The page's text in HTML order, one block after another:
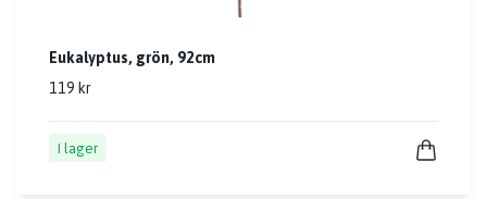
Eukalyptus, grön, 92cm
119 kr
I lager